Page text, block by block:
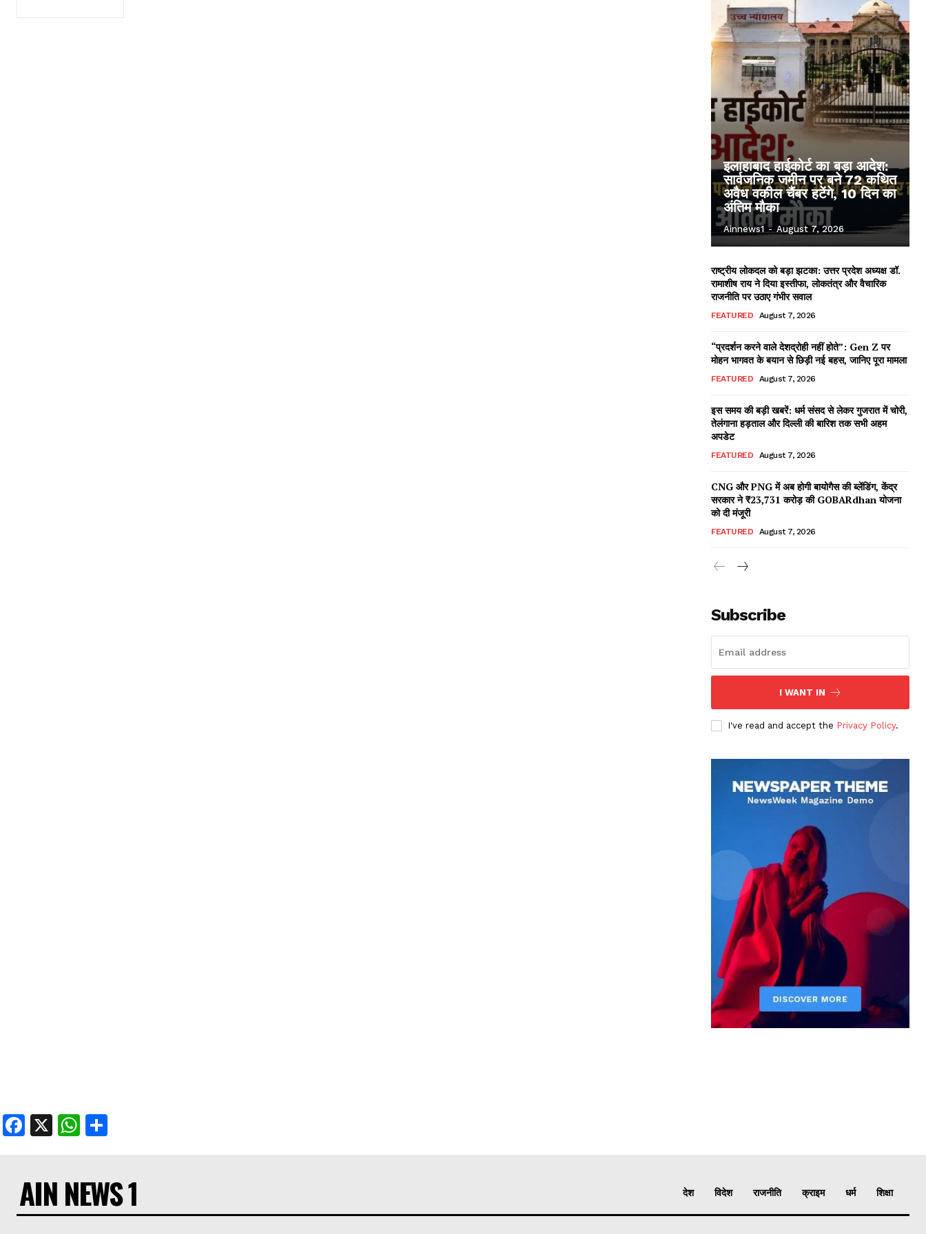
इलाहाबाद हाईकोर्ट का बड़ा आदेश:
सार्वजनिक जमीन पर बने 72 कथित
अवैध वकील चैंबर हटेंगे, 10 दिन का
अंतिम मौका
Ainnews1 - August 7, 2026
राष्ट्रीय लोकदल को बड़ा झटका: उत्तर प्रदेश अध्यक्ष डॉ.
रामाशीष राय ने दिया इस्तीफा, लोकतंत्र और वैचारिक
राजनीति पर उठाए गंभीर सवाल
FEATURED August 7, 2026
“प्रदर्शन करने वाले देशद्रोही नहीं होते”: Gen Z पर
मोहन भागवत के बयान से छिड़ी नई बहस, जानिए पूरा मामला
FEATURED August 7, 2026
इस समय की बड़ी खबरें: धर्म संसद से लेकर गुजरात में चोरी,
तेलंगाना हड़ताल और दिल्ली की बारिश तक सभी अहम
अपडेट
FEATURED August 7, 2026
CNG और PNG में अब होगी बायोगैस की ब्लेंडिंग, केंद्र
सरकार ने ₹23,731 करोड़ की GOBARdhan योजना
को दी मंजूरी
FEATURED August 7, 2026
Subscribe
I WANT IN
I've read and accept the Privacy Policy.
Facebook
X WhatsApp
AIN NEWS 1 देश विदेश राजनीति क्राइम धर्म शिक्षा